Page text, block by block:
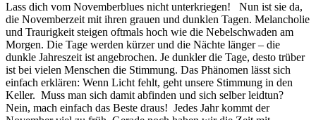
Lass dich vom Novemberblues nicht unterkriegen! Nun ist sie da,
die Novemberzeit mit ihren grauen und dunklen Tagen. Melancholie
und Traurigkeit steigen oftmals hoch wie die Nebelschwaden am
Morgen. Die Tage werden kürzer und die Nächte länger – die
dunkle Jahreszeit ist angebrochen. Je dunkler die Tage, desto trüber
ist bei vielen Menschen die Stimmung. Das Phänomen lässt sich
einfach erklären: Wenn Licht fehlt, geht unsere Stimmung in den
Keller. Muss man sich damit abfinden und sich selber leidtun?
Nein, mach einfach das Beste draus! Jedes Jahr kommt der